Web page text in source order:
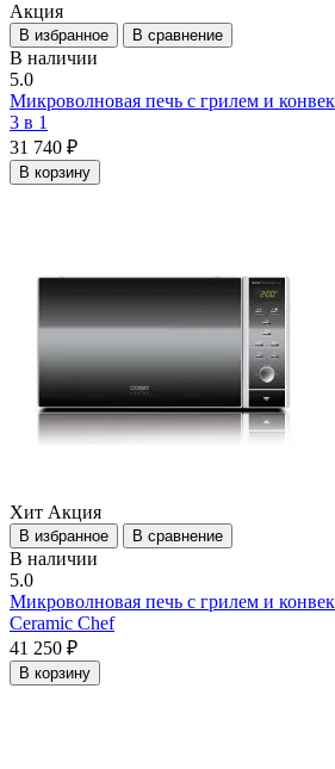
Акция
В избранное В сравнение
В наличии
5.0
Микроволновая печь с грилем и
3 в 1
31 740 ₽
В корзину
Хит Акция
В избранное В сравнение
В наличии
5.0
Микроволновая печь с грилем и
Ceramic Chef
41 250 ₽
В корзину